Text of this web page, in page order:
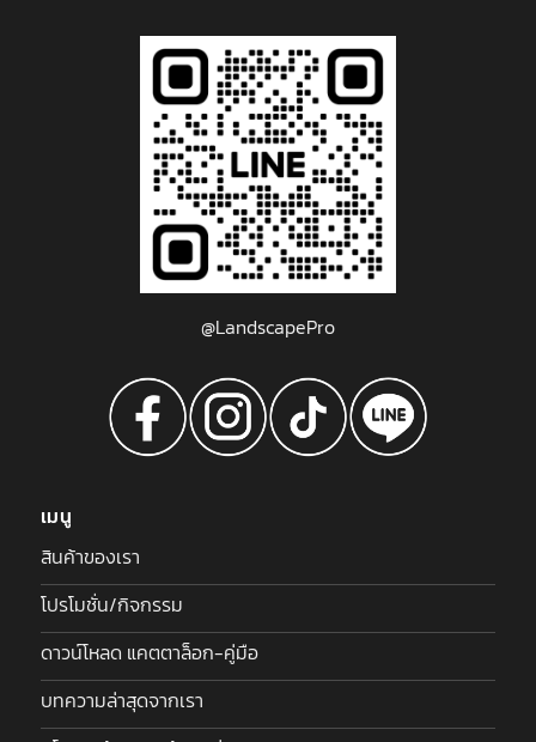
@LandscapePro
เมนู
สินค้าของเรา
โปรโมชั่น/กิจกรรม
ดาวน์โหลด แคตตาล็อก-คู่มือ
บทความล่าสุดจากเรา